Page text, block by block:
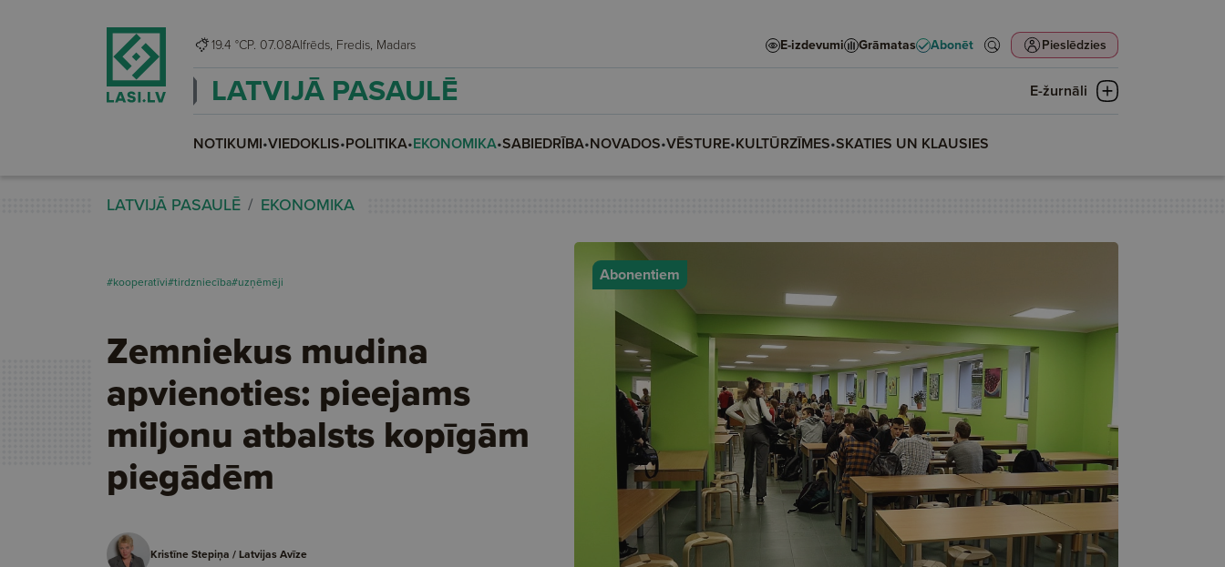
19.4 °CP. 07.08 Alfrēds, Fredis, Madars E-izdevumi Grāmatas Abonēt Pieslēdzies
LATVIJĀ PASAULĒ E-žurnāli
NOTIKUMI•VIEDOKLIS•POLITIKA•EKONOMIKA•SABIEDRĪBA•NOVADOS•VĒSTURE•KULTŪRZĪMES•SKATIES UN KLAUSIES
LATVIJĀ PASAULĒ EKONOMIKA
#kooperatīvi#tirdzniecība#uzņēmēji
Zemniekus mudina
apvienoties: pieejams
miljonu atbalsts kopīgām
piegādēm
Kristīne Stepiņa / Latvijas Avīze
Abonentiem